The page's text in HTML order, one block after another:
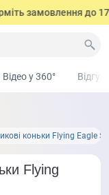
замовлення до
коньки Flying Eagle
Відео у 360°
Flying